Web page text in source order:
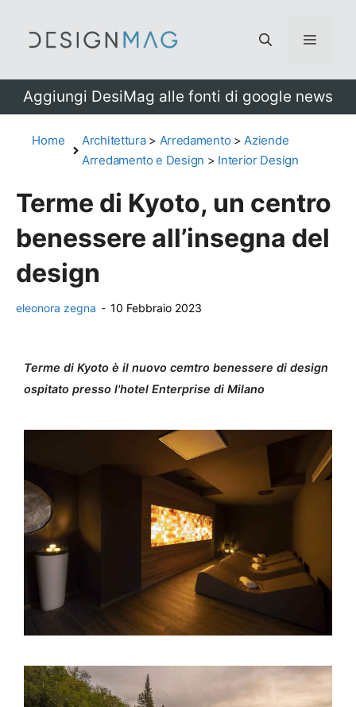
Menu
Aggiungi DesiMag alle fonti di google news
Home Architettura> Arredamento >Aziende
Arredamento e Design > Interior Design
Terme di Kyoto, un centro
benessere all’insegna del
design
eleonora zegna - 10 Febbraio 2023
Terme di Kyoto è il nuovo cemtro benessere di design
ospitato presso l'hotel Enterprise di Milano